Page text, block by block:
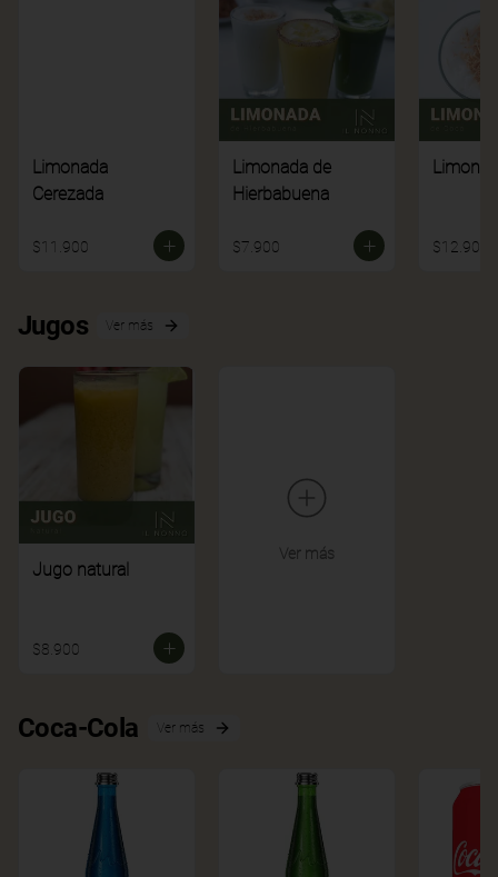
Limonada
Cerezada
$11.900
Limonada de
Hierbabuena
$7.900 $12.900
Jugos Ver más
Jugo natural
$8.900
Ver más
Coca-Cola Ver más